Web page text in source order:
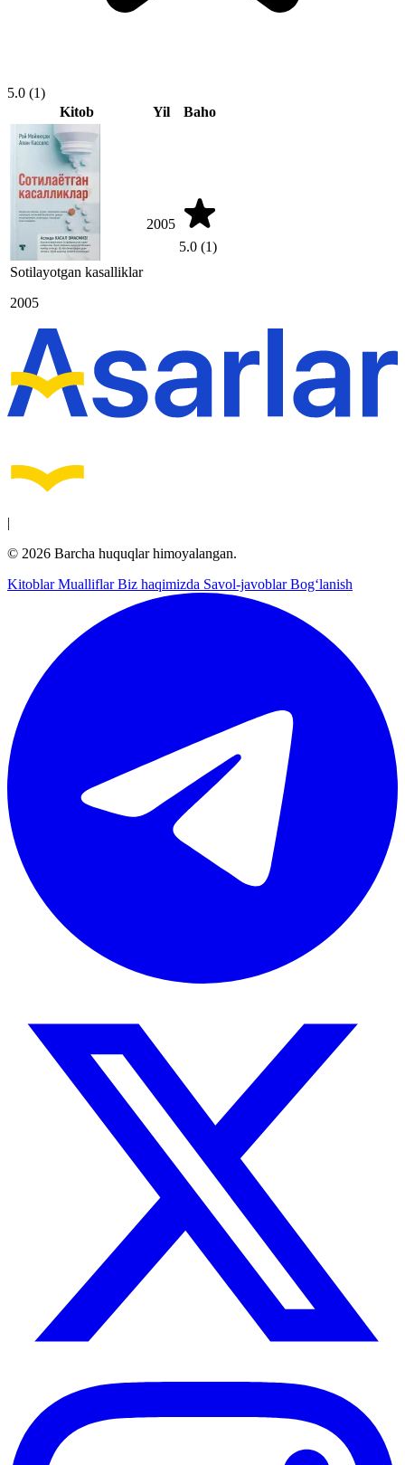
5.0 (1)
Kitob
Yil Baho
Sotilayotgan kasalliklar
2005
2005
5.0 (1)
|
© 2026 Barcha huquqlar himoyalangan.
KitoblarMualliflarBiz haqimizda Savol-javoblarBog‘lanish